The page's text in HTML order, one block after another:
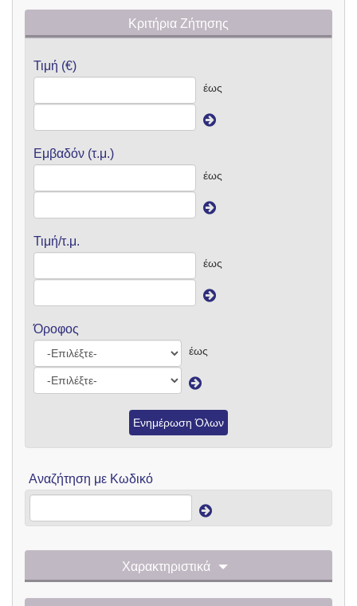
Κριτήρια Ζήτησης
Τιμή (€)
έως
Εμβαδόν (τ.μ.)
έως
Τιμή/τ.μ.
έως
Όροφος
έως
Ενημέρωση Όλων
Αναζήτηση με Κωδικό
Χαρακτηριστικά